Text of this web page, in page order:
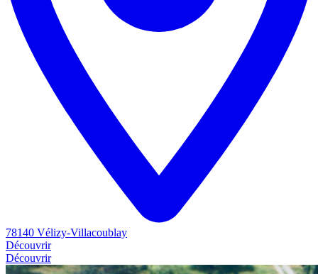
78140 Vélizy-Villacoublay
Découvrir
Découvrir